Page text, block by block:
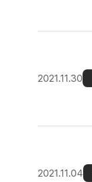
2021.11.30
2021.11.04